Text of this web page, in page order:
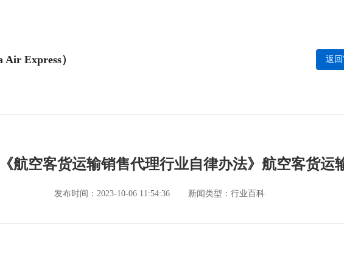
Express） 返回
航空客货运输销售代理行业自律办法》航空客货运
发布时间：2023-10-06 11:54:36 新闻类型：行业百科